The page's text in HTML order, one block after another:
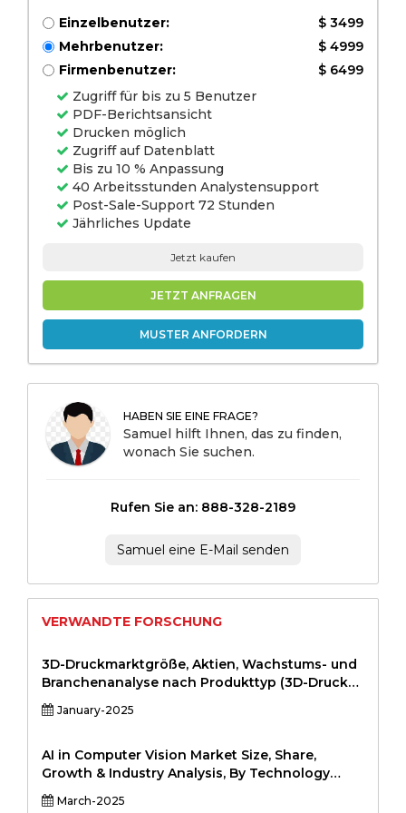
Einzelbenutzer:
$ 3499
Mehrbenutzer:
$ 4999
Firmenbenutzer:
$ 6499
Zugriff für bis zu 5 Benutzer
PDF-Berichtsansicht
Drucken möglich
Zugriff auf Datenblatt
Bis zu 10 % Anpassung
40 Arbeitsstunden Analystensupport
Post-Sale-Support 72 Stunden
Jährliches Update
Jetzt kaufen
JETZT ANFRAGEN
MUSTER ANFORDERN
HABEN SIE EINE FRAGE?
Samuel hilft Ihnen, das zu finden,
wonach Sie suchen.
Rufen Sie an: 888-328-2189
Samuel eine E-Mail senden
VERWANDTE FORSCHUNG
3D-Druckmarktgröße, Aktien, Wachstums- und
Branchenanalyse nach Produkttyp (3D-Drucker,
Druckmaterialien, Software), nach Anwendung
(Prototyping, Fertigung, Gesundheitswesen,
Endbenutzer (Industrial, Gesundheitswesen,
Automobile, Konsumgüter, Bildung) und
regionale Analyse, 2024-2031111111111111111111
January-2025
AI in Computer Vision Market Size, Share,
Growth & Industry Analysis, By Technology
(Machine Learning, Deep Learning,
Convolutional Neural Networks (CNN),
March-2025